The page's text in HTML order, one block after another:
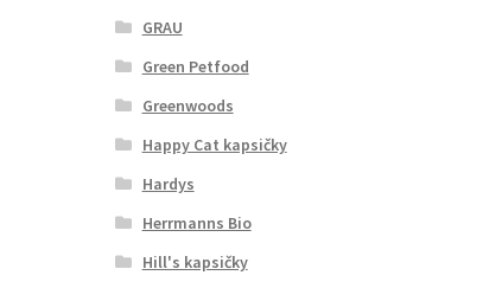
GRAU
Green Petfood
Greenwoods
Happy Cat kapsičky
Hardys
Herrmanns Bio
Hill's kapsičky